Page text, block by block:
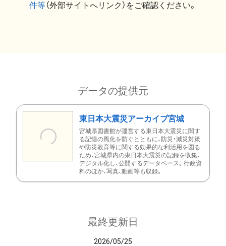
件等（外部サイトへリンク）をご確認ください。
データの提供元
東日本大震災アーカイブ宮城
宮城県図書館が運営する東日本大震災に関す
る記憶の風化を防ぐとともに、防災・減災対策
や防災教育等に関する効果的な利活用を図る
ため、宮城県内の東日本大震災の記録を収集、
デジタル化し、公開するデータベース。行政資
料のほか、写真、動画等も収録。
最終更新日
2026/05/25